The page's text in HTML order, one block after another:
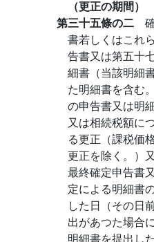
（更正の期間）
第三十五條の二
書若しくはこれ
告書又は第五十
細書（当該明細
た明細書を含む
の申告書又は明
又は相続税額に
る更正（課税価
更正を除く。）
最終確定申告書
定による明細書
した日（その日
出があつた場合
明細書を提出し